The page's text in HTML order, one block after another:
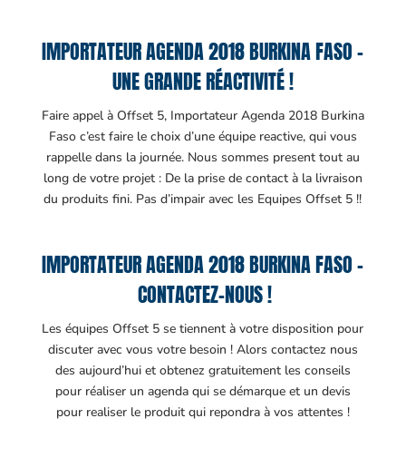
IMPORTATEUR AGENDA 2018 BURKINA FASO –
UNE GRANDE RÉACTIVITÉ !
Faire appel à Offset 5, Importateur Agenda 2018 Burkina
Faso c’est faire le choix d’une équipe reactive, qui vous
rappelle dans la journée. Nous sommes present tout au
long de votre projet : De la prise de contact à la livraison
du produits fini. Pas d’impair avec les Equipes Offset 5 !!
IMPORTATEUR AGENDA 2018 BURKINA FASO –
CONTACTEZ-NOUS !
Les équipes Offset 5 se tiennent à votre disposition pour
discuter avec vous votre besoin ! Alors contactez nous
des aujourd’hui et obtenez gratuitement les conseils
pour réaliser un agenda qui se démarque et un devis
pour realiser le produit qui repondra à vos attentes !